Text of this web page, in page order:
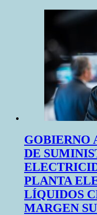
GOBIERNO
DE
PLANTA
LÍQUIDOS
MARGEN